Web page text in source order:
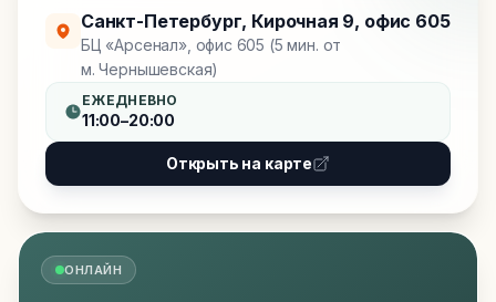
Санкт-Петербург, Кирочная 9, офис 605
БЦ «Арсенал», офис 605 (5 мин. от
м. Чернышевская)
ЕЖЕДНЕВНО
11:00–20:00
Открыть на карте
ОНЛАЙН